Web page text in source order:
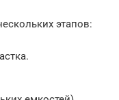
этапов: